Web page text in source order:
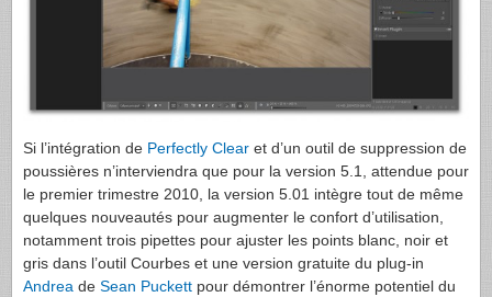
Si l’intégration de Perfectly Clear et d’un outil de suppression de
poussières n’interviendra que pour la version 5.1, attendue pour
le premier trimestre 2010, la version 5.01 intègre tout de même
quelques nouveautés pour augmenter le confort d’utilisation,
notamment trois pipettes pour ajuster les points blanc, noir et
gris dans l’outil Courbes et une version gratuite du plug-in
Andrea de Sean Puckett pour démontrer l’énorme potentiel du